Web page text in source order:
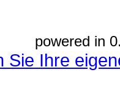
powered in
Sie Ihre